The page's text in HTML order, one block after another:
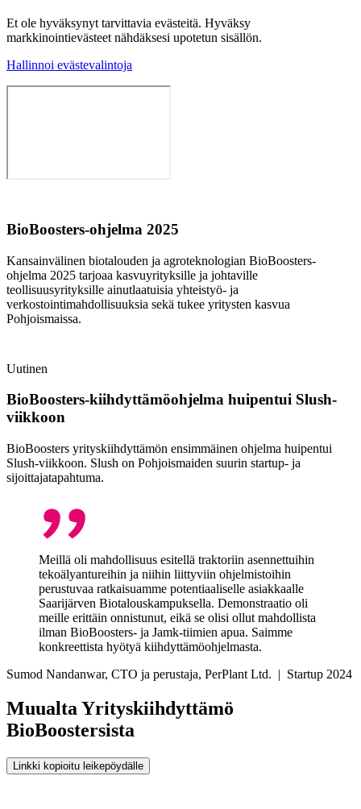
Et ole hyväksynyt tarvittavia evästeitä. Hyväksy
markkinointievästeet nähdäksesi upotetun sisällön.
Hallinnoi evästevalintoja
BioBoosters-ohjelma 2025
Kansainvälinen biotalouden ja agroteknologian BioBoosters-
ohjelma 2025 tarjoaa kasvuyrityksille ja johtaville
teollisuusyrityksille ainutlaatuisia yhteistyö- ja
verkostointimahdollisuuksia sekä tukee yritysten kasvua
Pohjoismaissa.
Uutinen
BioBoosters-kiihdyttämöohjelma huipentui Slush-
viikkoon
BioBoosters yrityskiihdyttämön ensimmäinen ohjelma huipentui
Slush-viikkoon. Slush on Pohjoismaiden suurin startup- ja
sijoittajatapahtuma.
Meillä oli mahdollisuus esitellä traktoriin asennettuihin
tekoälyantureihin ja niihin liittyviin ohjelmistoihin
perustuvaa ratkaisuamme potentiaaliselle asiakkaalle
Saarijärven Biotalouskampuksella. Demonstraatio oli
meille erittäin onnistunut, eikä se olisi ollut mahdollista
ilman BioBoosters- ja Jamk-tiimien apua. Saimme
konkreettista hyötyä kiihdyttämöohjelmasta.
Sumod Nandanwar, CTO ja perustaja, PerPlant Ltd. | Startup 2024
Muualta Yrityskiihdyttämö
BioBoostersista
Linkki kopioitu leikepöydälle